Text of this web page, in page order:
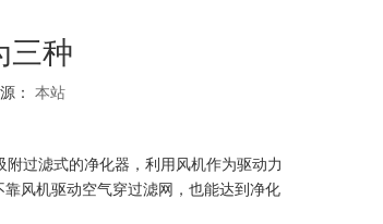
三种
： 本站
过滤式的净化器，利用风机作为驱动力
风机驱动空气穿过滤网，也能达到净化